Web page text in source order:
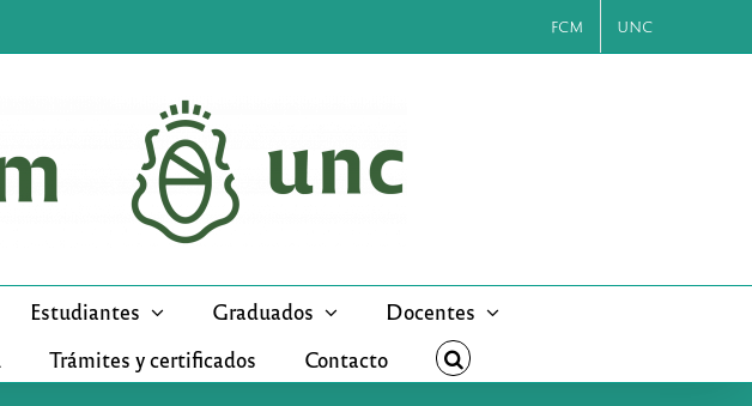
FCM UNC
Estudiantes Graduados
Docentes
Trámites y certificados Contacto